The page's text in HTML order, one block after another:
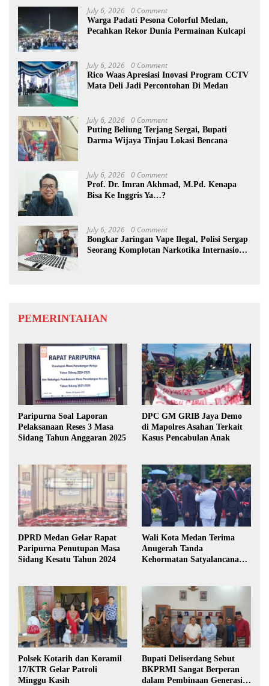
July 6, 2026 0 Comment
Warga Padati Pesona Colorful Medan,
Pecahkan Rekor Dunia Permainan Kulcapi
July 6, 2026 0 Comment
Rico Waas Apresiasi Inovasi Program CCTV
Mata Deli Jadi Percontohan Di Medan
July 6, 2026 0 Comment
Puting Beliung Terjang Sergai, Bupati
Darma Wijaya Tinjau Lokasi Bencana
July 6, 2026 0 Comment
Prof. Dr. Imran Akhmad, M.Pd. Kenapa
Bisa Ke Inggris Ya…?
July 6, 2026 0 Comment
Bongkar Jaringan Vape Ilegal, Polisi Sergap
Seorang Komplotan Narkotika Internasional
PEMERINTAHAN
Paripurna Soal Laporan
Pelaksanaan Reses 3 Masa
Sidang Tahun Anggaran 2025
DPC GM GRIB Jaya Demo
di Mapolres Asahan Terkait
Kasus Pencabulan Anak
DPRD Medan Gelar Rapat
Paripurna Penutupan Masa
Sidang Kesatu Tahun 2024
Wali Kota Medan Terima
Anugerah Tanda
Kehormatan Satyalancana
Polsek Kotarih dan Koramil
17/KTR Gelar Patroli
Minggu Kasih
Bupati Deliserdang Sebut
BKPRMI Sangat Berperan
dalam Pembinaan Generasi